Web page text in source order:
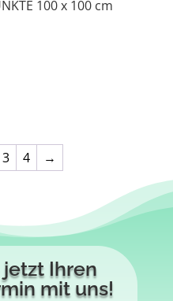
100 x 100 cm
3 4 →
Ihren
mit uns!